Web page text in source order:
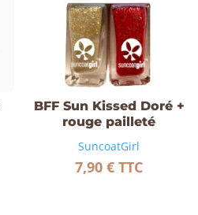
BFF Sun Kissed Doré +
rouge pailleté
SuncoatGirl
7,90€ TTC